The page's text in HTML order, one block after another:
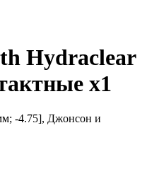
Hydraclear
x1
-4.75], Джонсон и